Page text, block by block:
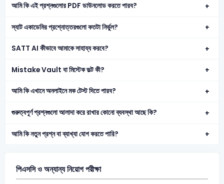
আমি কি এই প্রশ্নগুলোর PDF ডাউনলোড করতে পারব?
স্যাট একাডেমির প্রশ্নোত্তরগুলো কতটা নির্ভুল?
SATT AI কীভাবে আমাকে সাহায্য করবে?
Mistake Vault বা মিস্টেক ভল্ট কী?
আমি কি এখানে অনলাইনে মক টেস্ট দিতে পারব?
গুরুত্বপূর্ণ প্রশ্নগুলো আলাদা করে রাখার কোনো ব্যবস্থা আছে কি?
আমি কি নতুন প্রশ্ন বা ব্যাখ্যা যোগ করতে পারি?
পিএসসি ও অন্যান্য নিয়োগ পরীক্ষা